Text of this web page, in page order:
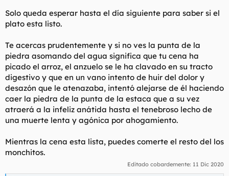
Solo queda esperar hasta el día siguiente para saber si el
plato esta listo.
Te acercas prudentemente y si no ves la punta de la
piedra asomando del agua significa que tu cena ha
picado el arroz, el anzuelo se le ha clavado en su tracto
digestivo y que en un vano intento de huir del dolor y
desazón que le atenazaba, intentó alejarse de él haciendo
caer la piedra de la punta de la estaca que a su vez
atraerá a la infeliz anátida hasta el tenebroso lecho de
una muerte lenta y agónica por ahogamiento.
Mientras la cena esta lista, puedes comerte el resto del los
monchitos.
Editado cobardemente: 11 Dic 2020